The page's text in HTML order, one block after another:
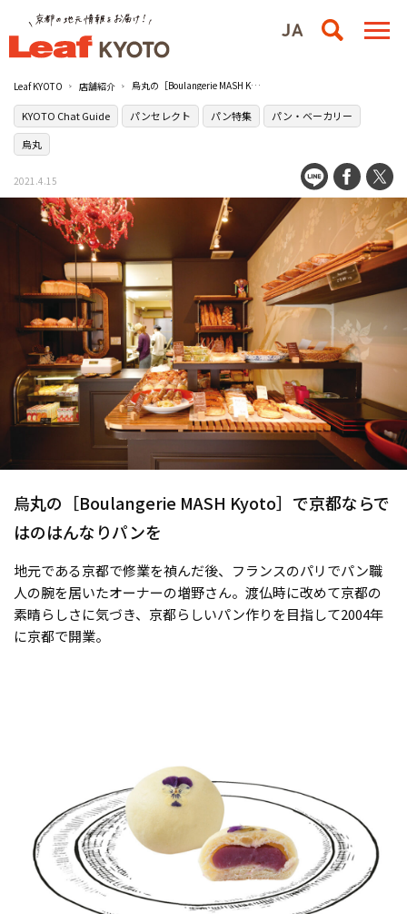
Leaf KYOTO 店舗紹介 烏丸の［Boulangerie MASH Kyoto］で京都ならではのはんなりパンを
KYOTO Chat Guide パンセレクト パン特集
パン・ベーカリー
烏丸
2021.4.15
烏丸の［Boulangerie MASH Kyoto］で京都ならで
はのはんなりパンを
地元である京都で修業を禎んだ後、フランスのパリでパン職
人の腕を居いたオーナーの増野さん。渡仏時に改めて京都の
素晴らしさに気づき、京都らしいパン作りを目指して2004年
に京都で開業。